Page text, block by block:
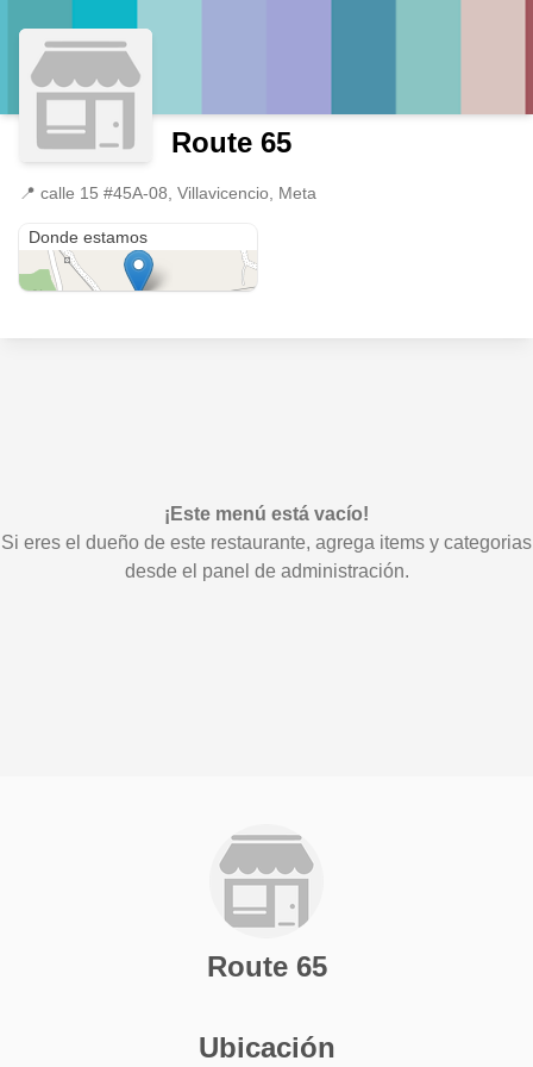
Route 65
📍 calle 15 #45A-08, Villavicencio, Meta
Donde estamos
¡Este menú está vacío!
Si eres el dueño de este restaurante, agrega items y categorias
desde el panel de administración.
Route 65
Ubicación